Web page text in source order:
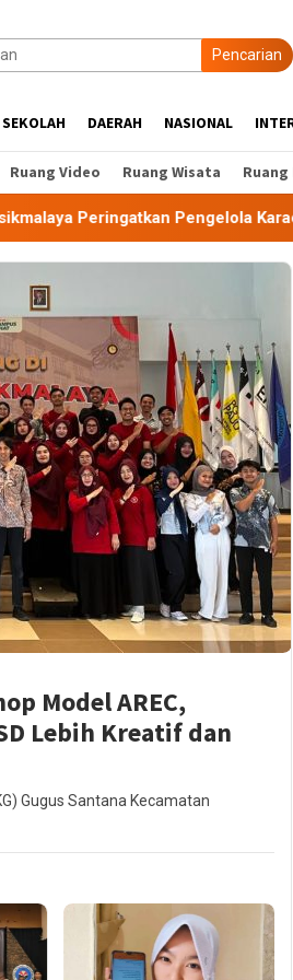
Pencarian
SEKOLAH DAERAH NASIONAL
Ruang Video Ruang Wisata Ruang
Karaoke Penuhi Kewajiban
Model AREC,
Lebih Kreatif dan
Gugus Santana Kecamatan